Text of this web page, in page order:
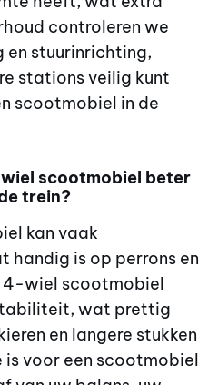
controleren we
stuurinrichting,
stations veilig kunt
scootmobiel in de
scootmobiel beter
trein?
kan vaak
handig is op perrons en
4-wiel scootmobiel
wat prettig
en langere stukken
voor een scootmobiel